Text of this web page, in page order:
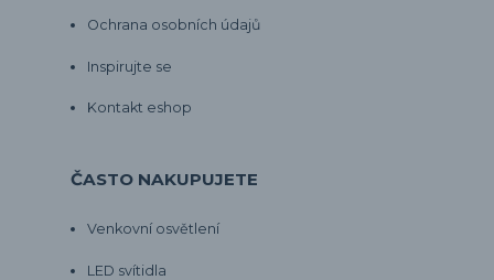
Ochrana osobních údajů
Inspirujte se
Kontakt eshop
ČASTO NAKUPUJETE
Venkovní osvětlení
LED svítidla